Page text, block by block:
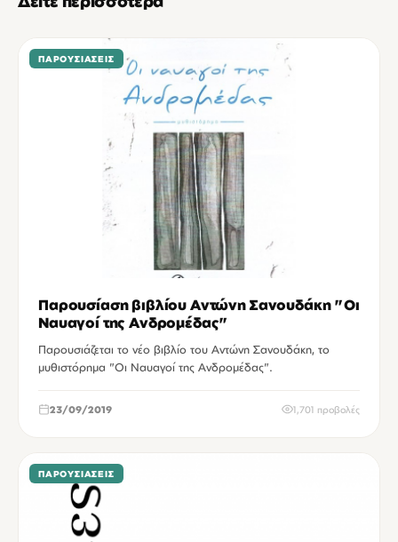
ΠΑΡΟΥΣΙΆΣΕΙΣ
Παρουσίαση βιβλίου Αντώνη Σανουδάκη "Οι
Ναυαγοί της Ανδρομέδας"
Παρουσιάζεται το νέο βιβλίο του Αντώνη Σανουδάκη, το
μυθιστόρημα "Οι Ναυαγοί της Ανδρομέδας".
23/09/2019 1,701 προβολές
ΠΑΡΟΥΣΙΆΣΕΙΣ